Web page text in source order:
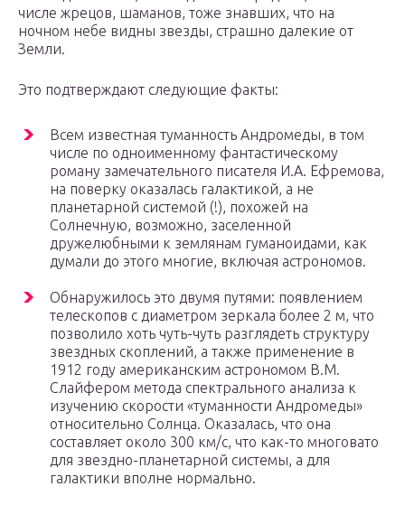
числе жрецов, шаманов, тоже знавших, что на
ночном небе видны звезды, страшно далекие от
Земли.
Это подтверждают следующие факты:
Всем известная туманность Андромеды, в том
числе по одноименному фантастическому
роману замечательного писателя И.А. Ефремова,
на поверку оказалась галактикой, а не
планетарной системой (!), похожей на
Солнечную, возможно, заселенной
дружелюбными к землянам гуманоидами, как
думали до этого многие, включая астрономов.
Обнаружилось это двумя путями: появлением
телескопов с диаметром зеркала более 2 м, что
позволило хоть чуть-чуть разглядеть структуру
звездных скоплений, а также применение в
1912 году американским астрономом В.М.
Слайфером метода спектрального анализа к
изучению скорости «туманности Андромеды»
относительно Солнца. Оказалась, что она
составляет около 300 км/с, что как-то многовато
для звездно-планетарной системы, а для
галактики вполне нормально.